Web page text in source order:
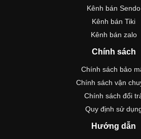
Kênh bán Sendo
Kênh bán Tiki
Kênh bán zalo
Chính sách
Chính sách bảo
Chính sách vận
Chính sách đổi
Quy định sử
Hướng dẫn